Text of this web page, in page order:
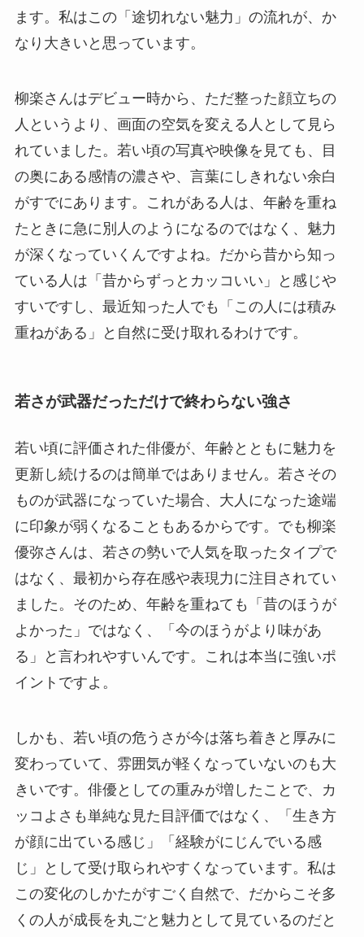
ます。私はこの「途切れない魅力」の流れが、か
なり大きいと思っています。
柳楽さんはデビュー時から、ただ整った顔立ちの
人というより、画面の空気を変える人として見ら
れていました。若い頃の写真や映像を見ても、目
の奥にある感情の濃さや、言葉にしきれない余白
がすでにあります。これがある人は、年齢を重ね
たときに急に別人のようになるのではなく、魅力
が深くなっていくんですよね。だから昔から知っ
ている人は「昔からずっとカッコいい」と感じや
すいですし、最近知った人でも「この人には積み
重ねがある」と自然に受け取れるわけです。
若さが武器だっただけで終わらない強さ
若い頃に評価された俳優が、年齢とともに魅力を
更新し続けるのは簡単ではありません。若さその
ものが武器になっていた場合、大人になった途端
に印象が弱くなることもあるからです。でも柳楽
優弥さんは、若さの勢いで人気を取ったタイプで
はなく、最初から存在感や表現力に注目されてい
ました。そのため、年齢を重ねても「昔のほうが
よかった」ではなく、「今のほうがより味があ
る」と言われやすいんです。これは本当に強いポ
イントですよ。
しかも、若い頃の危うさが今は落ち着きと厚みに
変わっていて、雰囲気が軽くなっていないのも大
きいです。俳優としての重みが増したことで、カ
ッコよさも単純な見た目評価ではなく、「生き方
が顔に出ている感じ」「経験がにじんでいる感
じ」として受け取られやすくなっています。私は
この変化のしかたがすごく自然で、だからこそ多
くの人が成長を丸ごと魅力として見ているのだと